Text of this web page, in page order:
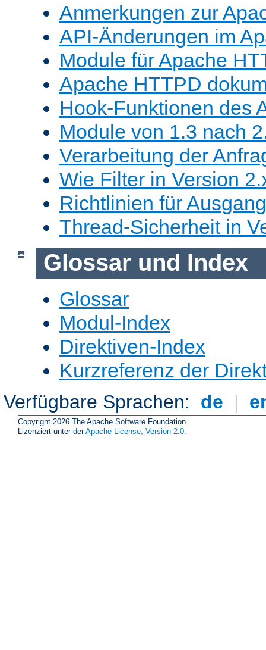
Anmerkungen zur
API-Änderungen im
Module für Apache
Apache HTTPD
Hook-Funktionen des
Module von 1.3 nach
Verarbeitung der
Wie Filter in Version
Richtlinien für
Thread-Sicherheit in
Glossar und Index
Glossar
Modul-Index
Direktiven-Index
Kurzreferenz der
Verfügbare Sprachen: de |
Copyright 2026 The Apache Software Foundation.
Lizenziert unter derApache License, Version 2.0.